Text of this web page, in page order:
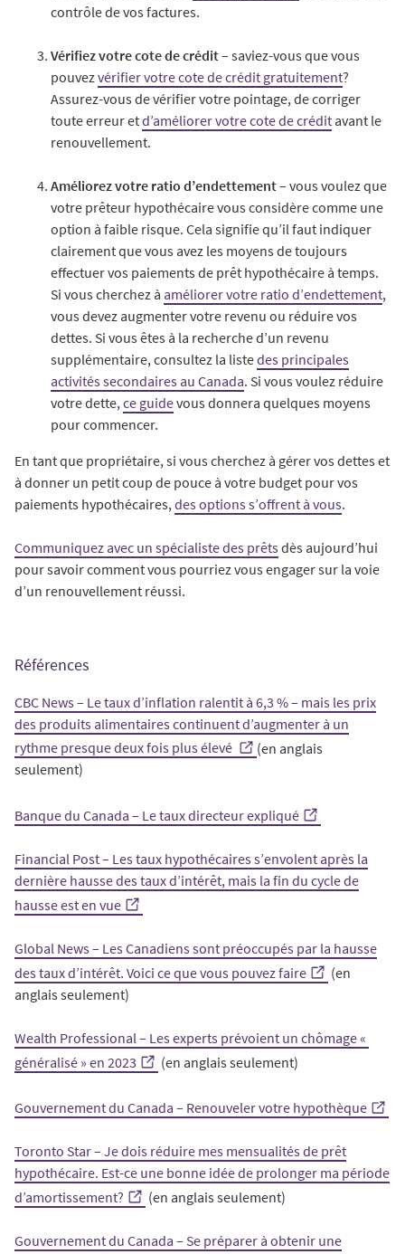
contrôle de vos factures.
Vérifiez votre cote de crédit– saviez-vous que vous
pouvezvérifier votre cote de crédit gratuitement?
Assurez-vous de vérifier votre pointage, de corriger
toute erreur etd’améliorer votre cote de crédit avant le
renouvellement.
Améliorez votre ratio d’endettement– vous voulez que
votre prêteur hypothécaire vous considère comme une
option à faible risque. Cela signifie qu’il faut indiquer
clairement que vous avez les moyens de toujours
effectuer vos paiements de prêt hypothécaire à temps.
Si vous cherchez à améliorer votre ratio d’endettement,
vous devez augmenter votre revenu ou réduire vos
dettes. Si vous êtes à la recherche d’un revenu
supplémentaire, consultez la listedes principales
activités secondaires au Canada. Si vous voulez réduire
votre dette, ce guidevous donnera quelques moyens
pour commencer.
En tant que propriétaire, si vous cherchez à gérer vos dettes et
à donner un petit coup de pouce à votre budget pour vos
paiements hypothécaires, des options s’offrent à vous.
Communiquez avec un spécialiste des prêts dès aujourd’hui
pour savoir comment vous pourriez vous engager sur la voie
d’un renouvellement réussi.
Références
CBC News – Le taux d’inflation ralentit à 6,3 % – mais les prix
des produits alimentaires continuent d’augmenter à un
rythme presque deux fois plus élevé
(en anglais
seulement)
Banque du Canada – Le taux directeur expliqué
Financial Post – Les taux hypothécaires s’envolent après la
dernière hausse des taux d’intérêt, mais la fin du cycle de
hausse est en vue
Global News – Les Canadiens sont préoccupés par la hausse
des taux d’intérêt. Voici ce que vous pouvez faire
(en
anglais seulement)
Wealth Professional – Les experts prévoient un chômage «
généralisé » en 2023
(en anglais seulement)
Gouvernement du Canada – Renouveler votre hypothèque
Toronto Star – Je dois réduire mes mensualités de prêt
hypothécaire. Est-ce une bonne idée de prolonger ma période
d’amortissement?
(en anglais seulement)
Gouvernement du Canada – Se préparer à obtenir une